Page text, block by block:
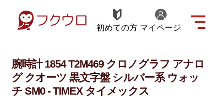
初めての方 マイページ
腕時計 1854 T2M469 クロノグラフ アナロ
グ クオーツ 黒文字盤 シルバー系 ウォッ
チ SM0 - TIMEX タイメックス